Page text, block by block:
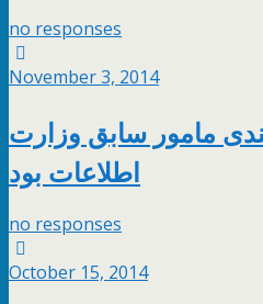
no responses
November 3, 2014
مامور سابق وزارت
اطلاعات بود
no responses
October 15, 2014